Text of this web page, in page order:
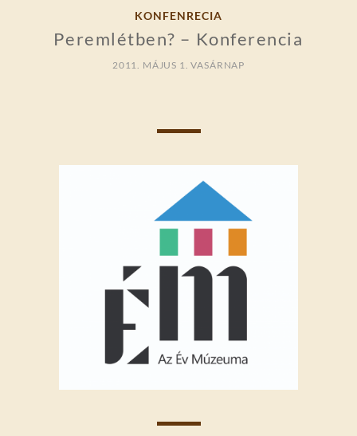
KONFENRECIA
Peremlétben? – Konferencia
2011. MÁJUS 1. VASÁRNAP